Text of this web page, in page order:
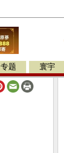
专题 寰宇